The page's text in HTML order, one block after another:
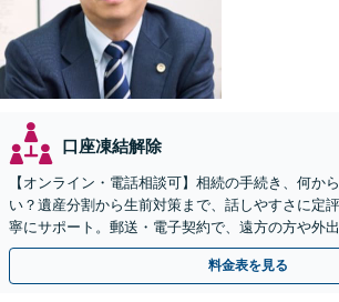
口座凍結解除
【オンライン・電話相談可】相続の手続き、何か
い？遺産分割から生前対策まで、話しやすさに定
寧にサポート。郵送・電子契約で、遠方の方や外出
不要で即日着手が可能です。まずはご相談くださ
料金表を見る